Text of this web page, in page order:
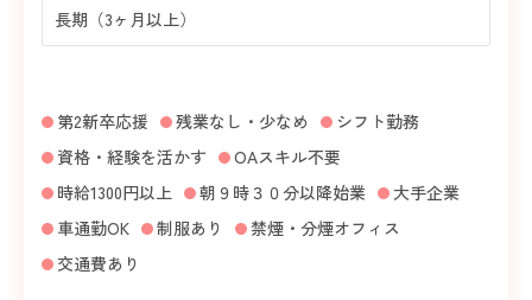
長期（3ヶ月以上）
第2新卒応援 残業なし・少なめ
シフト勤務
資格・経験を活かす
OAスキル不要
時給1300円以上
朝９時３０分以降始業
大手企業
車通勤OK
制服あり
禁煙・分煙オフィス
交通費あり